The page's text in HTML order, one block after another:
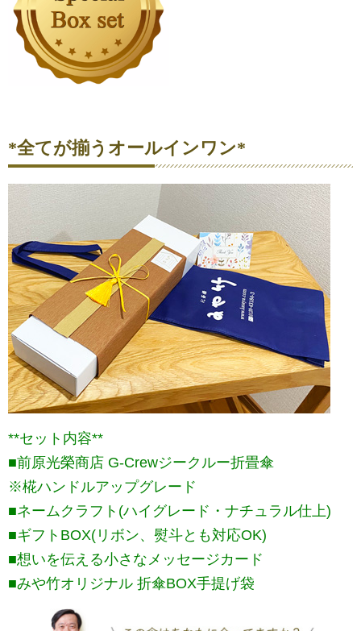
*全てが揃うオールインワン*
**セット内容**
■前原光榮商店 G-Crewジークルー折畳傘
※椛ハンドルアップグレード
■ネームクラフト(ハイグレード・ナチュラル仕上)
■ギフトBOX(リボン、熨斗とも対応OK)
■想いを伝える小さなメッセージカード
■みや竹オリジナル 折傘BOX手提げ袋